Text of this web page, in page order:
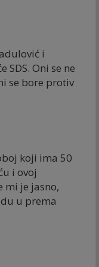
i
Oni se ne
se bore protiv
koji ima 50
i ovoj
mi je jasno,
u prema